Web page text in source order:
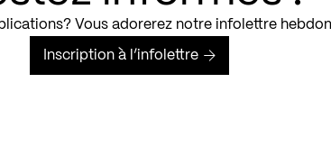
Vous adorerez notre infolettre
Inscription à l’infolettre